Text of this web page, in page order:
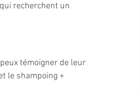
recherchent un
témoigner de leur
le shampoing +